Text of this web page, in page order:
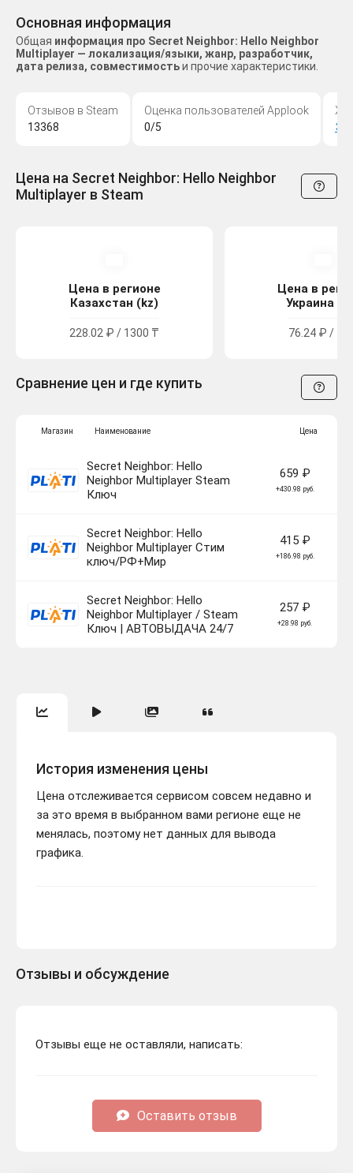
Основная информация
Общая информация про Secret Neighbor: Hello Neighbor
Multiplayer — локализация/языки, жанр, разработчик,
дата релиза, совместимостьи прочие характеристики.
Отзывов в Steam
13368
Оценка пользователей Applook
0/5
Цена на Secret Neighbor: Hello Neighbor
Multiplayer в Steam
Цена в регионе
Казахстан (kz)
228.02 ₽ / 1300 ₸
Цена в
Украина
76.24 ₽ / 42
Сравнение цен и где купить
Магазин Наименование Цена
Secret Neighbor: Hello
Neighbor Multiplayer Steam
Ключ
659 ₽
+430.98 руб.
Secret Neighbor: Hello
Neighbor Multiplayer Стим
ключ/РФ+Мир
415 ₽
+186.98 руб.
Secret Neighbor: Hello
Neighbor Multiplayer / Steam
Ключ | АВТОВЫДАЧА 24/7
257 ₽
+28.98 руб.
История изменения цены
Цена отслеживается сервисом совсем недавно и
за это время в выбранном вами регионе еще не
менялась, поэтому нет данных для вывода
графика.
Отзывы и обсуждение
Отзывы еще не оставляли, написать:
Оставить отзыв